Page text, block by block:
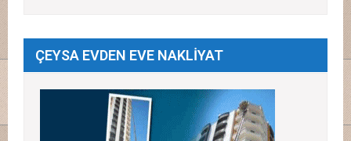
ÇEYSA EVDEN EVE NAKLİYAT